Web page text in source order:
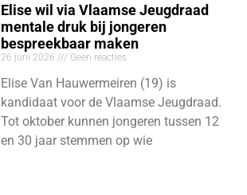
Elise wil via Vlaamse Jeugdraad
mentale druk bij jongeren
bespreekbaar maken
26 juni 2026 Geen reacties
Elise Van Hauwermeiren (19) is
kandidaat voor de Vlaamse Jeugdraad.
Tot oktober kunnen jongeren tussen 12
en 30 jaar stemmen op wie